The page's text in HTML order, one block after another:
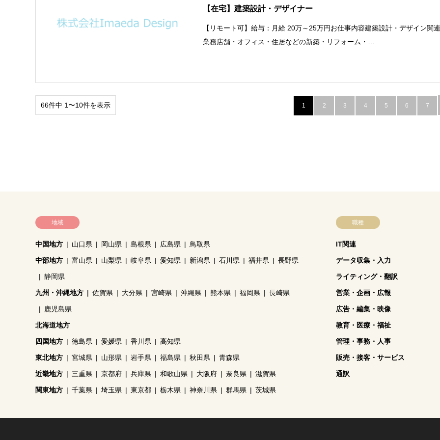
【在宅】建築設計・デザイナー
【リモート可】給与：月給 20万～25万円お仕事内容建築設計・デザイン関
業務店舗・オフィス・住居などの新築・リフォーム・…
66件中 1〜10件を表示 1 2 3 4 5 6 7
地域
中国地方 山口県 岡山県 島根県 広島県 鳥取県
中部地方 富山県 山梨県 岐阜県 愛知県 新潟県 石川県 福井県 長野県
静岡県
九州・沖縄地方 佐賀県 大分県 宮崎県 沖縄県 熊本県 福岡県 長崎県
鹿児島県
北海道地方
四国地方 徳島県 愛媛県 香川県 高知県
東北地方 宮城県 山形県 岩手県 福島県 秋田県 青森県
近畿地方 三重県 京都府 兵庫県 和歌山県 大阪府 奈良県 滋賀県
関東地方 千葉県 埼玉県 東京都 栃木県 神奈川県 群馬県 茨城県
職種
IT関連
データ収集・入力
ライティング・翻訳
営業・企画・広報
広告・編集・映像
教育・医療・福祉
管理・事務・人事
販売・接客・サービス
通訳